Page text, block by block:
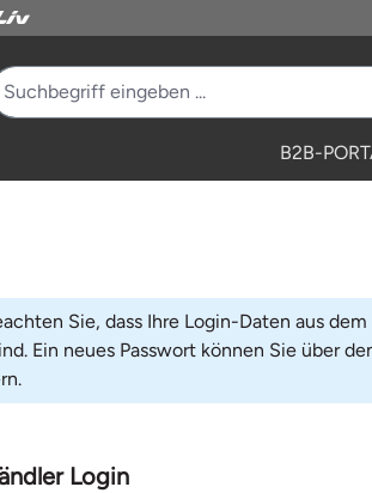
B2B-
Sie, dass Ihre Login-Daten aus
Ein neues Passwort können Sie über
Login